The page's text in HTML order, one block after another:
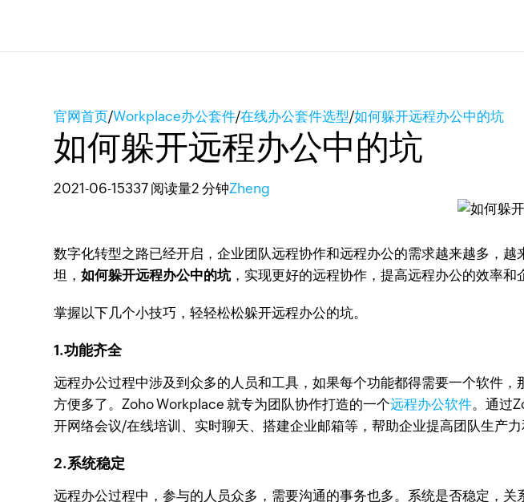
官网首页/Workplace办公套件/在线办公套件选型/如何躲开远程办公中的坑
如何躲开远程办公中的坑
2021-06-15337 阅读量2 分钟Zheng
数字化转型之路已经开启，企业团队远程协作和远程办公的需求越来越多，越
坦，如何躲开远程办公中的坑，实现更好的远程协作，提高远程办公的效率和
掌握以下几个小技巧，轻轻松松躲开远程办公的坑。
1.功能齐全
远程办公过程中涉及到众多的人员和工具，如果每个功能都得需要一个软件
方便多了。Zoho Workplace 就专为团队协作打造的一个远程办公软件。通过
开网络会议/在线培训、实时聊天、搭建企业邮箱等，帮助企业提高团队生产力
2.系统稳定
远程办公过程中，参与的人员众多，需要沟通的事务也多。系统是否稳定，